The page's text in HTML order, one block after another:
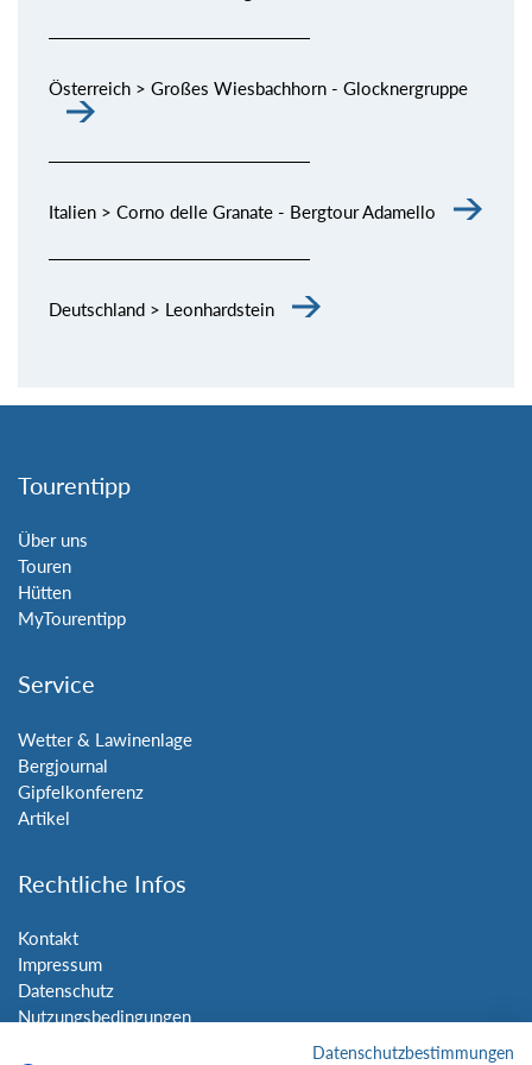
Österreich > Großes Wiesbachhorn - Glocknergruppe
Italien > Corno delle Granate - Bergtour Adamello
Deutschland > Leonhardstein
Tourentipp
Über uns
Touren
Hütten
MyTourentipp
Service
Wetter & Lawinenlage
Bergjournal
Gipfelkonferenz
Artikel
Rechtliche Infos
Kontakt
Impressum
Datenschutz
Nutzungsbedingungen
Datenschutzbestimmungen